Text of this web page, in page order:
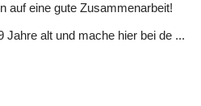
auf eine gute Zusammenarbeit!
Jahre alt und mache hier bei de ...